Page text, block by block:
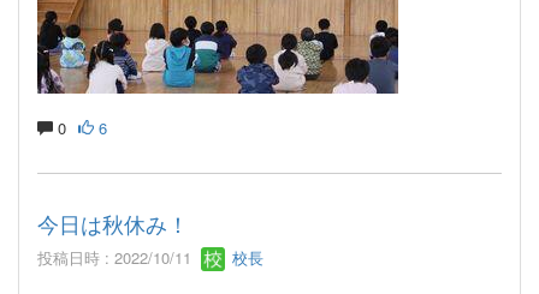
0 6
今日は秋休み！
投稿日時 : 2022/10/11 校長